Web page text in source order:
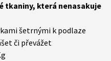
tkaniny, která nenasakuje
šetrnými k podlaze
či převážet